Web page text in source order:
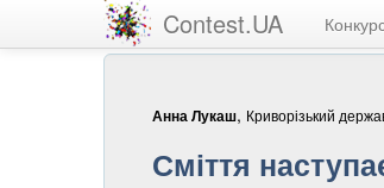
Contest.UA
Анна Лукаш, Криворізький
Сміття